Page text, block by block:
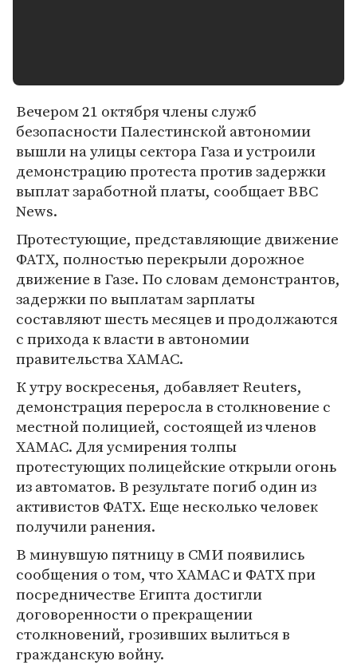
Вечером 21 октября члены служб
безопасности Палестинской автономии
вышли на улицы сектора Газа и устроили
демонстрацию протеста против задержки
выплат заработной платы, сообщает BBC
News.
Протестующие, представляющие движение
ФАТХ, полностью перекрыли дорожное
движение в Газе. По словам демонстрантов,
задержки по выплатам зарплаты
составляют шесть месяцев и продолжаются
с прихода к власти в автономии
правительства ХАМАС.
К утру воскресенья, добавляет Reuters,
демонстрация переросла в столкновение с
местной полицией, состоящей из членов
ХАМАС. Для усмирения толпы
протестующих полицейские открыли огонь
из автоматов. В результате погиб один из
активистов ФАТХ. Еще несколько человек
получили ранения.
В минувшую пятницу в СМИ появились
сообщения о том, что ХАМАС и ФАТХ при
посредничестве Египта достигли
договоренности о прекращении
столкновений, грозивших вылиться в
гражданскую войну.